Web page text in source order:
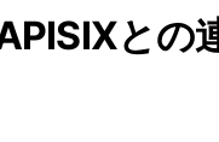
との